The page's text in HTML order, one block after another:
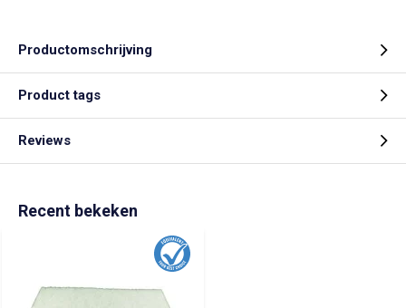
Productomschrijving
Product tags
Reviews
Recent bekeken